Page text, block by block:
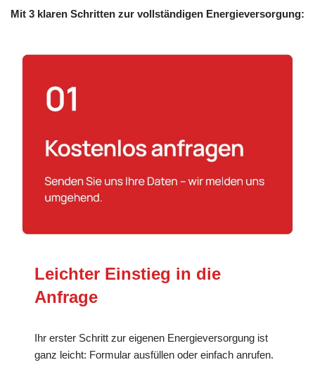
Mit 3 klaren Schritten zur vollständigen Energieversorgung:
Leichter Einstieg in die
Anfrage
Ihr erster Schritt zur eigenen Energieversorgung ist
ganz leicht: Formular ausfüllen oder einfach anrufen.